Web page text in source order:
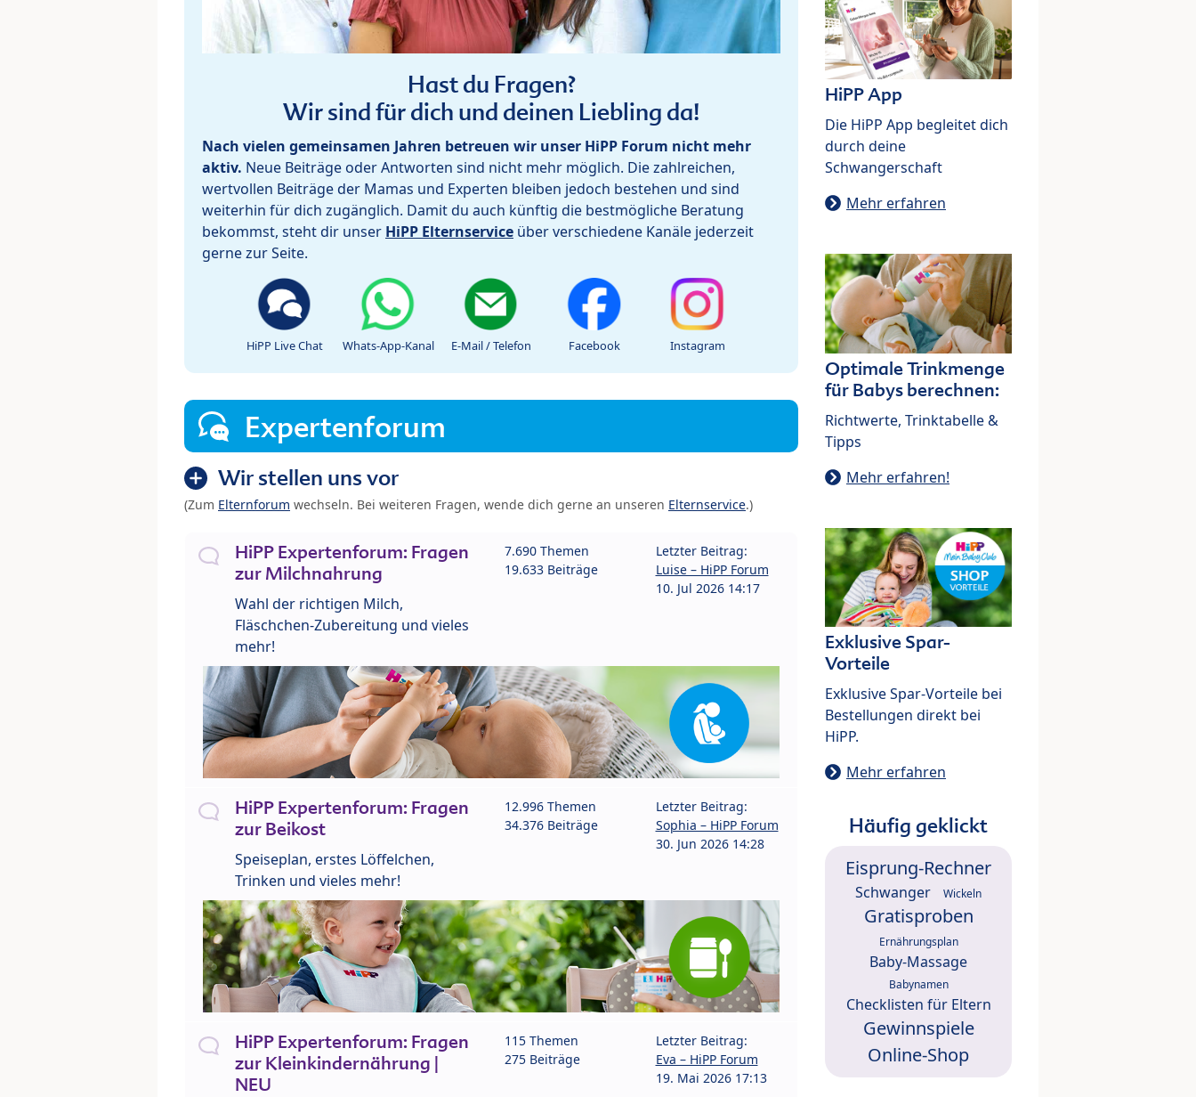
Hast du Fragen?
Wir sind für dich und deinen Liebling da!
Nach vielen gemeinsamen Jahren betreuen wir unser HiPP Forum nicht mehr
aktiv. Neue Beiträge oder Antworten sind nicht mehr möglich. Die zahlreichen,
wertvollen Beiträge der Mamas und Experten bleiben jedoch bestehen und sind
weiterhin für dich zugänglich. Damit du auch künftig die bestmögliche Beratung
bekommst, steht dir unser HiPP Elternservice über verschiedene Kanäle jederzeit
gerne zur Seite.
HiPP Live Chat Whats-App-Kanal E-Mail / Telefon Facebook Instagram
Expertenforum
Wir stellen uns vor
(Zum Elternforum wechseln. Bei weiteren Fragen, wende dich gerne an unseren Elternservice.)
HiPP Expertenforum: Fragen
zur Milchnahrung
Wahl der richtigen Milch,
Fläschchen-Zubereitung und vieles
mehr!
7.690 Themen
19.633 Beiträge
Letzter Beitrag:
Luise – HiPP Forum
10. Jul 2026 14:17
HiPP Expertenforum: Fragen
zur Beikost
Speiseplan, erstes Löffelchen,
Trinken und vieles mehr!
12.996 Themen
34.376 Beiträge
Letzter Beitrag:
Sophia – HiPP Forum
30. Jun 2026 14:28
HiPP Expertenforum: Fragen
zur Kleinkindernährung |
NEU
115 Themen
275 Beiträge
Letzter Beitrag:
Eva – HiPP Forum
19. Mai 2026 17:13
HiPP App
Die HiPP App begleitet dich
durch deine
Schwangerschaft
Mehr erfahren
Optimale Trinkmenge
für Babys berechnen:
Richtwerte, Trinktabelle &
Tipps
Mehr erfahren!
Exklusive Spar-
Vorteile
Exklusive Spar-Vorteile bei
Bestellungen direkt bei
HiPP.
Mehr erfahren
Häufig geklickt
Eisprung-Rechner
Schwanger Wickeln
Gratisproben
Ernährungsplan
Baby-Massage
Babynamen
Checklisten für Eltern
Gewinnspiele
Online-Shop